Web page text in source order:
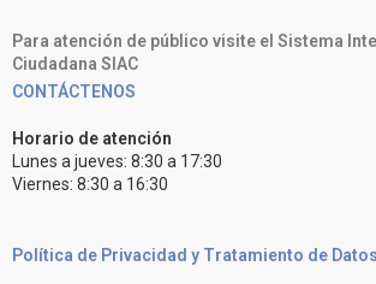
Para atención de público visite el Sistema
Ciudadana SIAC
CONTÁCTENOS
Horario de atención
Lunes a jueves: 8:30 a 17:30
Viernes: 8:30 a 16:30
Política de Privacidad y Tratamiento de Datos